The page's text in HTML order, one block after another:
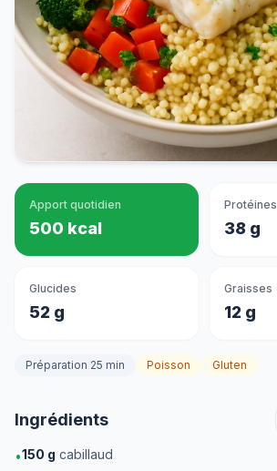
Apport quotidien
500 kcal
Protéines
38 g
Glucides
52 g
Graisses
12 g
Préparation 25 min Poisson Gluten
Ingrédients
•150 g cabillaud